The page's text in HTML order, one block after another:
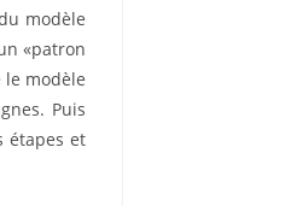
modèle
«patron
modèle
Puis
étapes et